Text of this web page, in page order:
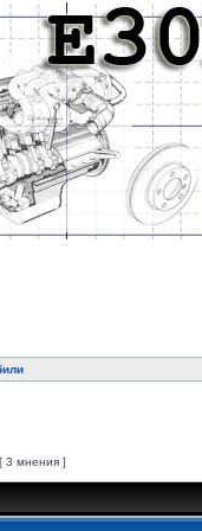
[ 3 мнения ]